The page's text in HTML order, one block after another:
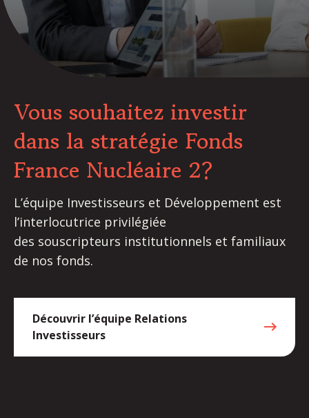
Vous souhaitez investir
dans la stratégie Fonds
France Nucléaire 2?
L’équipe Investisseurs et Développement est
l’interlocutrice privilégiée
des souscripteurs institutionnels et familiaux
de nos fonds.
Découvrir l’équipe Relations
Investisseurs